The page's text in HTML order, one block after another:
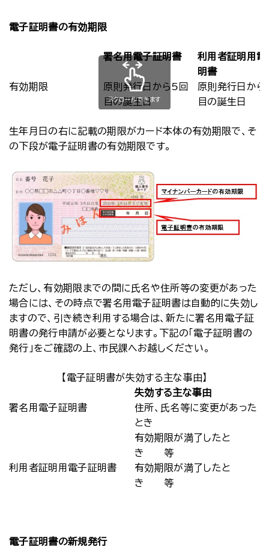
電子証明書の有効期限
署名用電子証明書
利用者証明用電
明書
有効期限
原則発行日から5回
目の誕生日
原則発行日か
目の誕生日
スクロールできます
生年月日の右に記載の期限がカード本体の有効期限で、そ
の下段が電子証明書の有効期限です。
ただし、有効期限までの間に氏名や住所等の変更があった
場合には、その時点で署名用電子証明書は自動的に失効し
ますので、引き続き利用する場合は、新たに署名用電子証
明書の発行申請が必要となります。下記の「電子証明書の
発行」をご確認の上、市民課へお越しください。
【電子証明書が失効する主な事由】
失効する主な事由
署名用電子証明書
住所、氏名等に変更があった
とき
有効期限が満了したと
き 等
利用者証明用電子証明書
有効期限が満了したと
き 等
電子証明書の新規発行